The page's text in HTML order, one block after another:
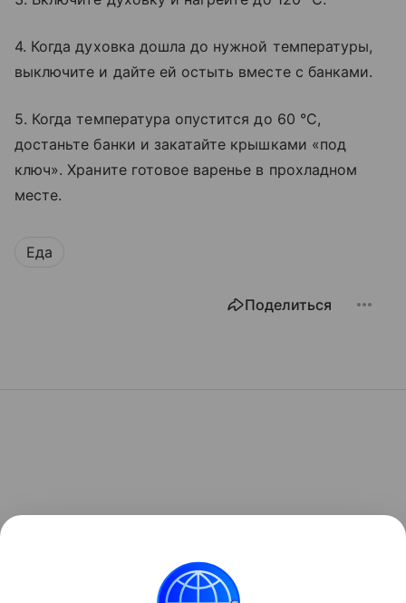
4. Когда духовка дошла до нужной температуры,
выключите и дайте ей остыть вместе с банками.
5. Когда температура опустится до 60 °C,
достаньте банки и закатайте крышками «под
ключ». Храните готовое варенье в прохладном
месте.
Еда
Поделиться